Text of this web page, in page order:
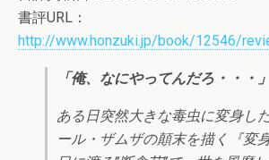
書評URL：
http://www.honzuki.jp/book/12546/
「俺、なにやってんだろ・・・
ある日突然大きな毒虫に変身し
ール・ザムザの顛末を描く『変